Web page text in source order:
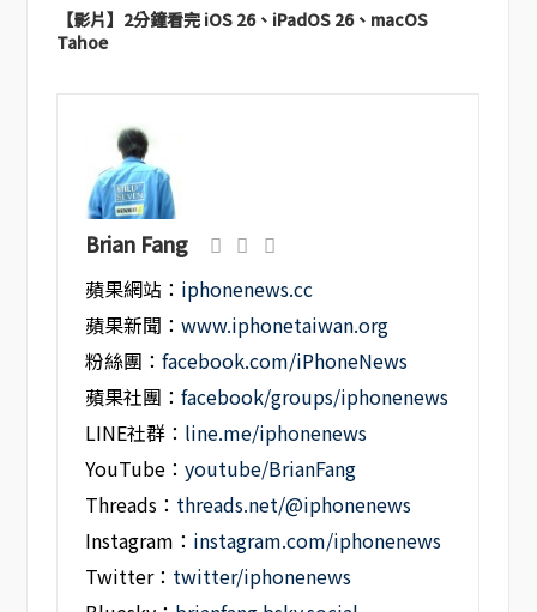
【影片】2分鐘看完 iOS 26、iPadOS 26、macOS
Tahoe
Brian Fang
蘋果網站： iphonenews.cc
蘋果新聞：www.iphonetaiwan.org
粉絲團：facebook.com/iPhoneNews
蘋果社團：facebook/groups/iphonenews
LINE社群： line.me/iphonenews
YouTube：youtube/BrianFang
Threads： threads.net/@iphonenews
Instagram： instagram.com/iphonenews
Twitter： twitter/iphonenews